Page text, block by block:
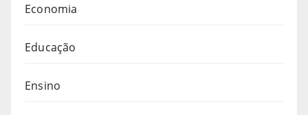
Economia
Educação
Ensino